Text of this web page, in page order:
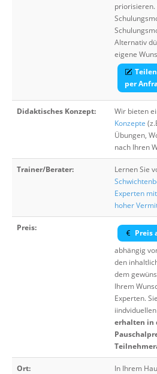
priorisieren.
Alternativ
eigene
per
Didaktisches Konzept: Wir bieten
Konzepte
Übungen,
nach Ihren
Trainer/Berater: Lernen Sie
Experten
hoher
Preis:
Preis
abhängig
den
dem
Ihrem
Experten.
erhalten in
Ort:
In Ihrem